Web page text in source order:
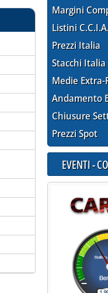
Margini
Listini
Prezzi Italia
Stacchi Italia
Medie Extra-
Andamento
Chiusure
Prezzi Spot
EVENTI -